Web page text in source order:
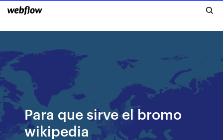
Para que sirve el bromo
wikipedia